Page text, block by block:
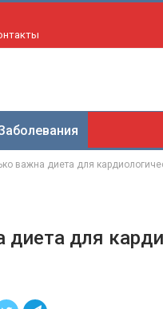
важна диета для
для